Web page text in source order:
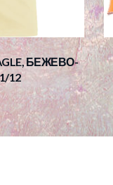
БЕЖЕВО-
12